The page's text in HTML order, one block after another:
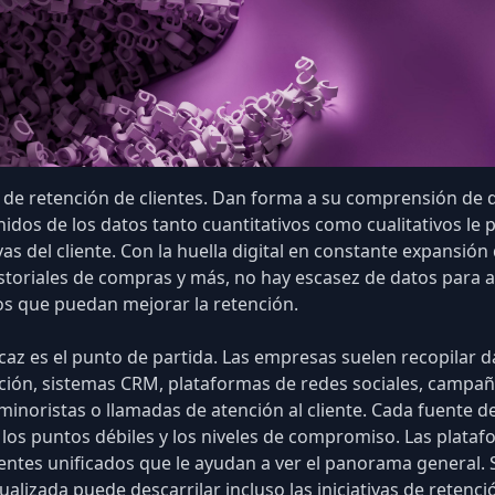
retención de clientes. Dan forma a su comprensión de
de los datos tanto cuantitativos como cualitativos le
del cliente. Con la huella digital en constante expansión
de compras y más, no hay escasez de datos
que puedan mejorar la retención.
es el punto de partida. Las empresas suelen recopilar
, sistemas CRM, plataformas de redes sociales,
o llamadas de atención al cliente. Cada fuente
puntos débiles y los niveles de compromiso. Las
unificados que le ayudan a ver el panorama general.
puede descarrilar incluso las iniciativas de